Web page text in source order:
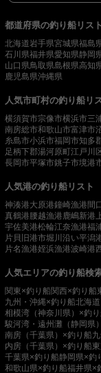
都道府県の釣り船リスト
北海道岩手県宮城県福島
石川県福井県愛知県静岡
山口県鳥取県島根県高知
鹿児島県沖縄県
人気市町村の釣り船リ
横須賀市宗像市横浜市三
南房総市和歌山市富津市
糸島市小浜市福岡市知多
足柄下郡湯河原町江戸川
長岡市平塚市銚子市境港
人気港の釣り船リスト
神湊港大原港鐘崎漁港間
真鶴港腰越漁港 鹿嶋新港
宇佐美港松輪江奈漁港福
片貝旧港市堀川沿い平潟
片名漁港姪浜漁港波崎港
人気エリアの釣り船検
関東×釣り船関西×釣り船
九州・沖縄×釣り船北海
相模湾（神奈川県）×釣
駿河湾・遠州灘（静岡県
南房（千葉県）×釣り船
内房（千葉県）×釣り船
千葉県×釣り船静岡県×釣
和歌山県×釣り船福井県×